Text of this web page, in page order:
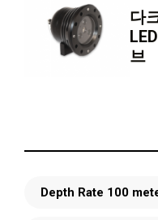
다
브
Depth Rate 100